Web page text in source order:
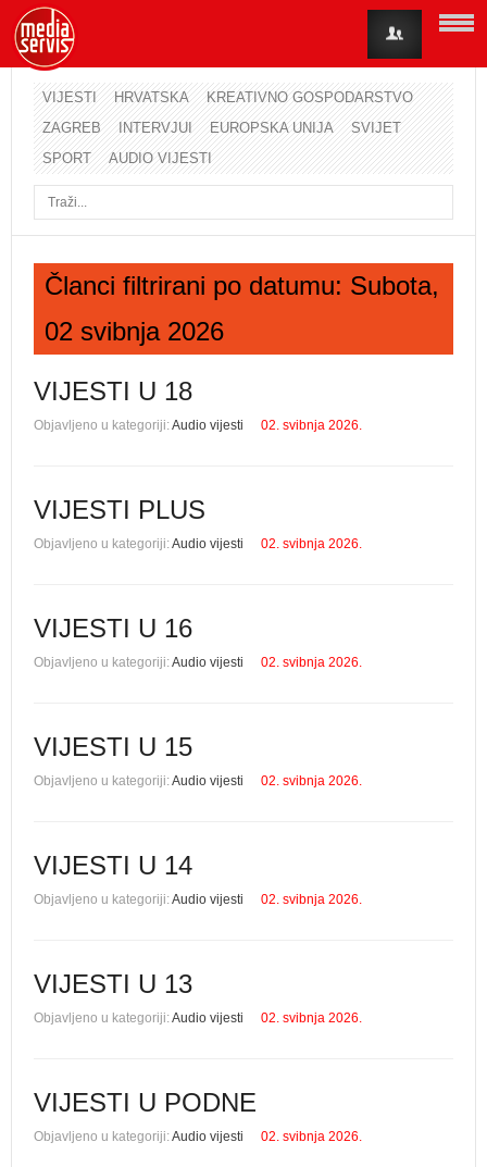
VIJESTI HRVATSKA
KREATIVNO GOSPODARSTVO
ZAGREB
INTERVJUI EUROPSKA UNIJA
SVIJET
SPORT
AUDIO VIJESTI
Članci filtrirani po datumu: Subota,
02 svibnja 2026
VIJESTI U 18
Objavljeno u kategoriji:Audio vijesti 02. svibnja 2026.
VIJESTI PLUS
Objavljeno u kategoriji:Audio vijesti 02. svibnja 2026.
VIJESTI U 16
Objavljeno u kategoriji:Audio vijesti 02. svibnja 2026.
VIJESTI U 15
Objavljeno u kategoriji:Audio vijesti 02. svibnja 2026.
VIJESTI U 14
Objavljeno u kategoriji:Audio vijesti 02. svibnja 2026.
VIJESTI U 13
Objavljeno u kategoriji:Audio vijesti 02. svibnja 2026.
VIJESTI U PODNE
Objavljeno u kategoriji:Audio vijesti 02. svibnja 2026.
Korisničko ime
Lozinka
Zaboravili ste lozinku?